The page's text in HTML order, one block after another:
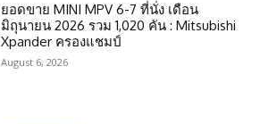
ยอดขาย MINI MPV 6-7 ที่นั่ง เดือน
มิถุนายน 2026 รวม 1,020 คัน : Mitsubishi
Xpander ครองแชมป์
August 6, 2026